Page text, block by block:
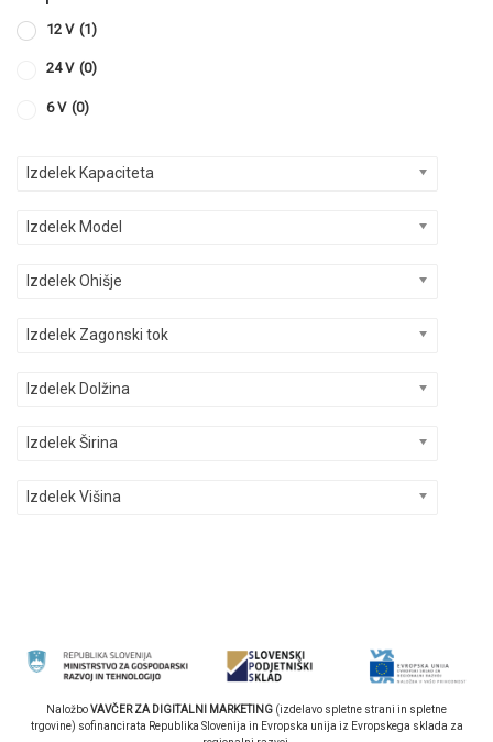
12 V (1)
24 V (0)
6 V (0)
Izdelek Kapaciteta
Izdelek Model
Izdelek Ohišje
Izdelek Zagonski tok
Izdelek Dolžina
Izdelek Širina
Izdelek Višina
NaložboVAVČER ZA DIGITALNI MARKETING (izdelavo spletne strani in spletne
trgovine) sofinancirata Republika Slovenija in Evropska unija iz Evropskega sklada za